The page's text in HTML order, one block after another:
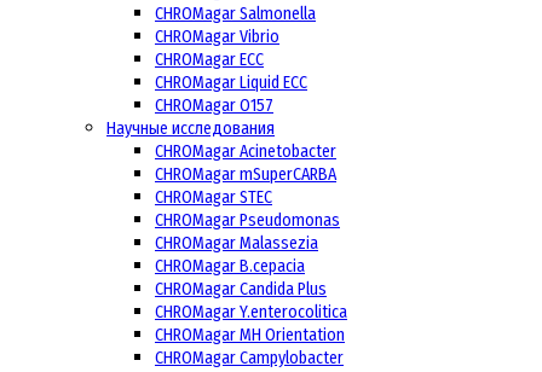
CHROMagar Salmonella
CHROMagar Vibrio
CHROMagar ECC
CHROMagar Liquid ECC
CHROMagar O157
Научные исследования
CHROMagar Acinetobacter
CHROMagar mSuperCARBA
CHROMagar STEC
CHROMagar Pseudomonas
CHROMagar Malassezia
CHROMagar B.cepacia
CHROMagar Candida Plus
CHROMagar Y.enterocolitica
CHROMagar MH Orientation
CHROMagar Campylobacter